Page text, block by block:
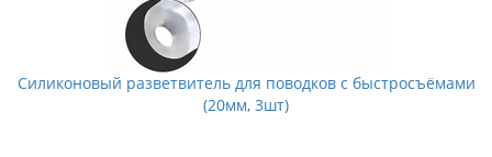
Силиконовый разветвитель для поводков с быстросъёмами
(20мм, 3шт)